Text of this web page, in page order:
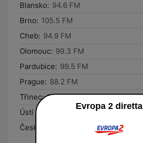
Blansko: 94.6 FM
Brno: 105.5 FM
Cheb: 94.9 FM
Olomouc: 99.3 FM
Pardubice: 99.5 FM
Prague: 88.2 FM
Třinec: 104.2 FM
Ústí nad Labem:
88.0 FM
Český Krumlov:
102.5 FM
Evropa 2 diretta